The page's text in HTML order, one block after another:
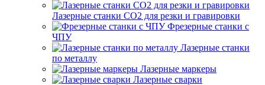
Лазерные станки CO2 для резки и гравировки
Фрезерные станки с
ЧПУ
Лазерные станки
по металлу
Лазерные маркеры
Лазерные сварки